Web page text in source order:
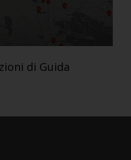
di Guida